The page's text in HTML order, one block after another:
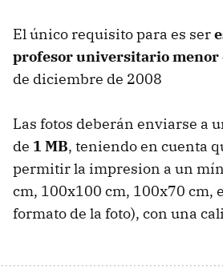
El único requisito para es ser
profesor universitario menor
de diciembre de 2008
Las fotos deberán enviarse a
de 1 MB, teniendo en cuenta
permitir la impresion a un
cm, 100x100 cm, 100x70 cm,
formato de la foto), con una